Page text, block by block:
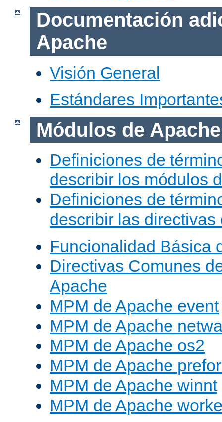
Documentación
Apache
Visión General
Estándares
Módulos de Apache
Definiciones de
describir los módulos
Definiciones de
describir las directivas
Funcionalidad Básica
Directivas Comunes
Apache
MPM de Apache event
MPM de Apache
MPM de Apache os2
MPM de Apache
MPM de Apache winnt
MPM de Apache